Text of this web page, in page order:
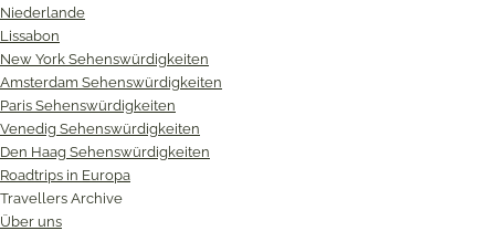
Niederlande
Lissabon
New York Sehenswürdigkeiten
Amsterdam Sehenswürdigkeiten
Paris Sehenswürdigkeiten
Venedig Sehenswürdigkeiten
Den Haag Sehenswürdigkeiten
Roadtrips in Europa
Travellers Archive
Über uns